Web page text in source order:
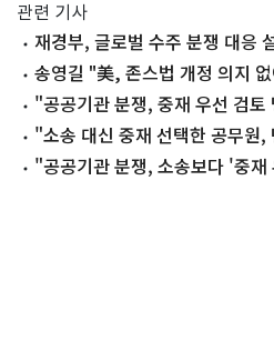
관련 기사
재경부, 글로벌 수주 분쟁 대응
지원"
송영길 "美, 존스법 개정 의지
끝난다"
"공공기관 분쟁, 중재 우선 검
안도(종합)
"소송 대신 중재 선택한 공무원
"공공기관 분쟁, 소송보다 '중